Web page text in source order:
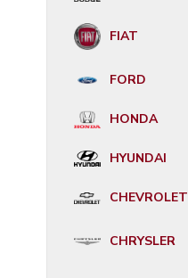
FIAT
FORD
HONDA
HYUNDAI
CHEVROLET
CHRYSLER